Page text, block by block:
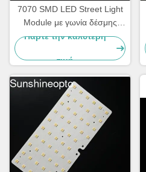
7070 SMD LED Street Light
Module με γωνία δέσμης
158x103 μοίρες και 5050
SMD LED Chip για φωτισμό
πεζοδρομίου 50W-120W
Πάρτε την καλύτερη
τιμή